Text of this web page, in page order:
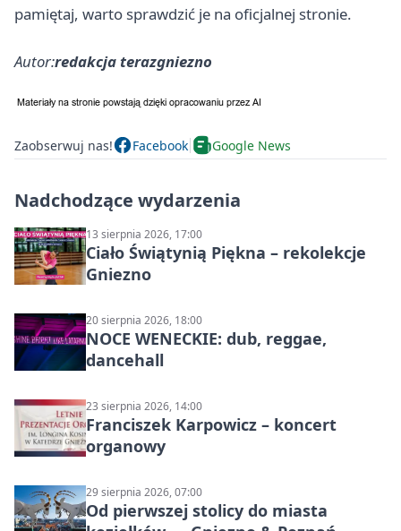
pamiętaj, warto sprawdzić je na oficjalnej stronie.
Autor:redakcja terazgniezno
Zaobserwuj nas! Facebook Google News
Nadchodzące wydarzenia
13 sierpnia 2026, 17:00
Ciało Świątynią Piękna – rekolekcje
Gniezno
20 sierpnia 2026, 18:00
NOCE WENECKIE: dub, reggae,
dancehall
23 sierpnia 2026, 14:00
Franciszek Karpowicz – koncert
organowy
29 sierpnia 2026, 07:00
Od pierwszej stolicy do miasta